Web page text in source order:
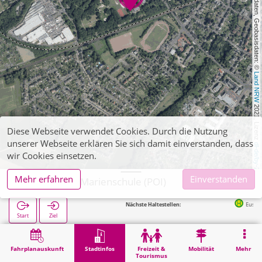
, Kartendaten, Geobasisdaten: ©
Land NRW
2021, Lizenz
dl-de/by-2-0
Fahrplanauskunft Stadtinfos
Freizeit &
Tourismus
Mobilität Mehr
Euskirchen, Marienschule (POI)
Start Ziel
Nächste Haltestellen: Euskirchen Berufskolleg in
Stadtinfos Euskirchen, Marienschule (POI)
Diese Webseite verwendet Cookies. Durch die Nutzung
unserer Webseite erklären Sie sich damit einverstanden, dass
wir Cookies einsetzen.
Mehr erfahren
Einverstanden